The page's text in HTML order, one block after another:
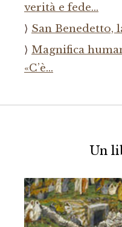
verità e fede…
San Benedetto,
Magnifica
«C’è…
Un